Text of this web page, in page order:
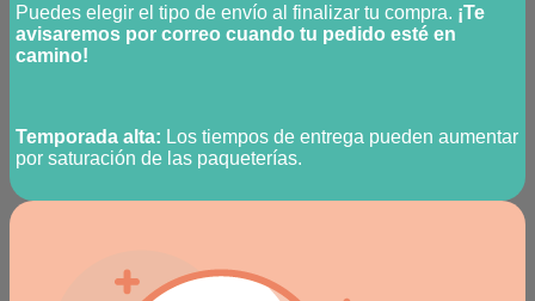
Puedes elegir el tipo de envío al finalizar tu compra. ¡Te
avisaremos por correo cuando tu pedido esté en
camino!
Temporada alta: Los tiempos de entrega pueden aumentar
por saturación de las paqueterías.